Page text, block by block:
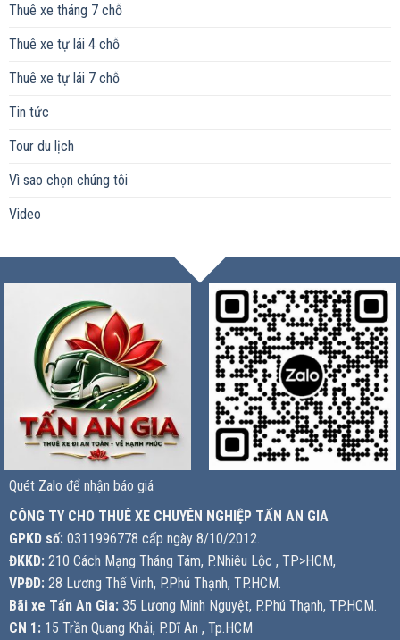
Thuê xe tháng 7 chỗ
Thuê xe tự lái 4 chỗ
Thuê xe tự lái 7 chỗ
Tin tức
Tour du lịch
Vì sao chọn chúng tôi
Video
Quét Zalo để nhận báo giá
CÔNG TY CHO THUÊ XE CHUYÊN NGHIỆP TẤN AN GIA
GPKD số: 0311996778 cấp ngày 8/10/2012.
ĐKKD: 210 Cách Mạng Tháng Tám, P.Nhiêu Lộc , TP>HCM,
VPĐD: 28 Lương Thế Vinh, P.Phú Thạnh, TP.HCM.
Bãi xe Tấn An Gia: 35 Lương Minh Nguyệt, P.Phú Thạnh, TP.HCM.
CN 1: 15 Trần Quang Khải, P.Dĩ An , Tp.HCM